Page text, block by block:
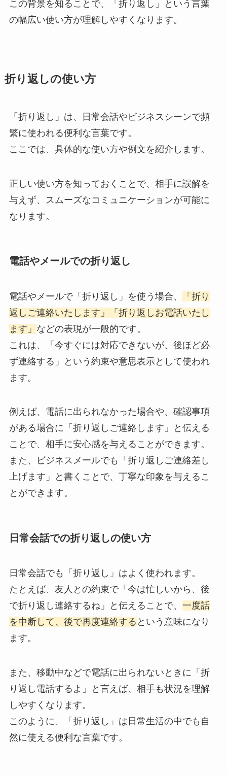
この背景を知ることで、「折り返し」という言葉
の幅広い使い方が理解しやすくなります。
折り返しの使い方
「折り返し」は、日常会話やビジネスシーンで頻
繁に使われる便利な言葉です。
ここでは、具体的な使い方や例文を紹介します。
正しい使い方を知っておくことで、相手に誤解を
与えず、スムーズなコミュニケーションが可能に
なります。
電話やメールでの折り返し
電話やメールで「折り返し」を使う場合、
「折り
返しご連絡いたします」「折り返しお電話いたし
ます」 などの表現が一般的です。
これは、「今すぐには対応できないが、後ほど必
ず連絡する」という約束や意思表示として使われ
ます。
例えば、電話に出られなかった場合や、確認事項
がある場合に「折り返しご連絡します」と伝える
ことで、相手に安心感を与えることができます。
また、ビジネスメールでも「折り返しご連絡差し
上げます」と書くことで、丁寧な印象を与えるこ
とができます。
日常会話での折り返しの使い方
日常会話でも「折り返し」はよく使われます。
たとえば、友人との約束で「今は忙しいから、後
で折り返し連絡するね」と伝えることで、 一度話
を中断して、後で再度連絡する という意味になり
ます。
また、移動中などで電話に出られないときに「折
り返し電話するよ」と言えば、相手も状況を理解
しやすくなります。
このように、「折り返し」は日常生活の中でも自
然に使える便利な言葉です。